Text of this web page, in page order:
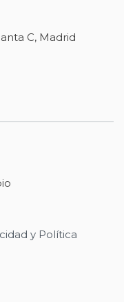
C, Madrid
y Política